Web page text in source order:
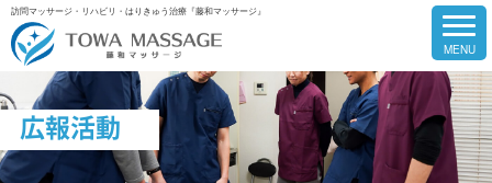
訪問マッサージ・リハビリ・はりきゅう治療『藤和マッサージ』
広報活動